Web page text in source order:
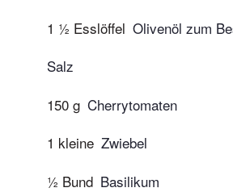
1 ½ Esslöffel Olivenöl zum
Salz
150 g Cherrytomaten
1 kleine Zwiebel
½ Bund Basilikum